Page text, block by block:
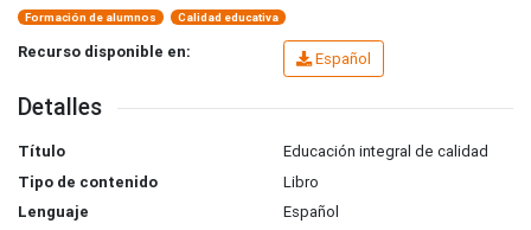
Formación de alumnos Calidad educativa
Recurso disponible en: Español
Detalles
Título
Educación integral de calidad
Tipo de contenido
Libro
Lenguaje
Español